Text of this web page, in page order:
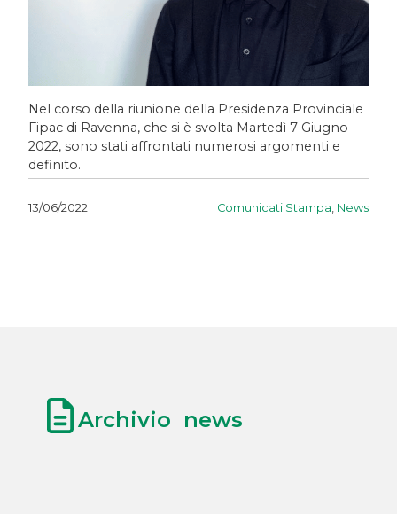
Nel corso della riunione della Presidenza Provinciale
Fipac di Ravenna, che si è svolta Martedì 7 Giugno
2022, sono stati affrontati numerosi argomenti e
definito.
13/06/2022 Comunicati Stampa News
Archivio news